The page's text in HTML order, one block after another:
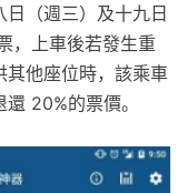
（週三）及十九日
，上車後若發生重
其他座位時，該乘車
20%的票價。